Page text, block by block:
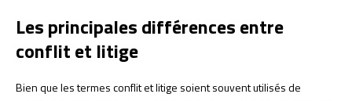
Les principales différences entre
conflit et litige
Bien que les termes conflit et litige soient souvent utilisés de